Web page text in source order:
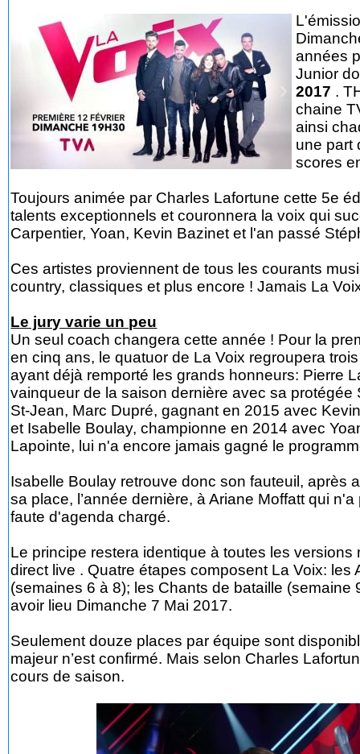
années
Junior
2017 .
chaine
ainsi
une part
scores
Toujours animée par Charles Lafortune cette 5e
talents exceptionnels et couronnera la voix qui
Carpentier, Yoan, Kevin Bazinet et l'an passé
Ces artistes proviennent de tous les courants
country, classiques et plus encore ! Jamais La
Le jury varie un peu
Un seul coach changera cette année ! Pour la
en cinq ans, le quatuor de La Voix regroupera
ayant déjà remporté les grands honneurs: Pierre
vainqueur de la saison dernière avec sa protégée
St-Jean, Marc Dupré, gagnant en 2015 avec
et Isabelle Boulay, championne en 2014 avec
Lapointe, lui n'a encore jamais gagné le
Isabelle Boulay retrouve donc son fauteuil, après
sa place, l’année dernière, à Ariane Moffatt qui
faute d'agenda chargé.
Le principe restera identique à toutes les
direct live . Quatre étapes composent La Voix:
(semaines 6 à 8); les Chants de bataille
avoir lieu Dimanche 7 Mai 2017.
Seulement douze places par équipe sont
majeur n’est confirmé. Mais selon Charles
cours de saison.